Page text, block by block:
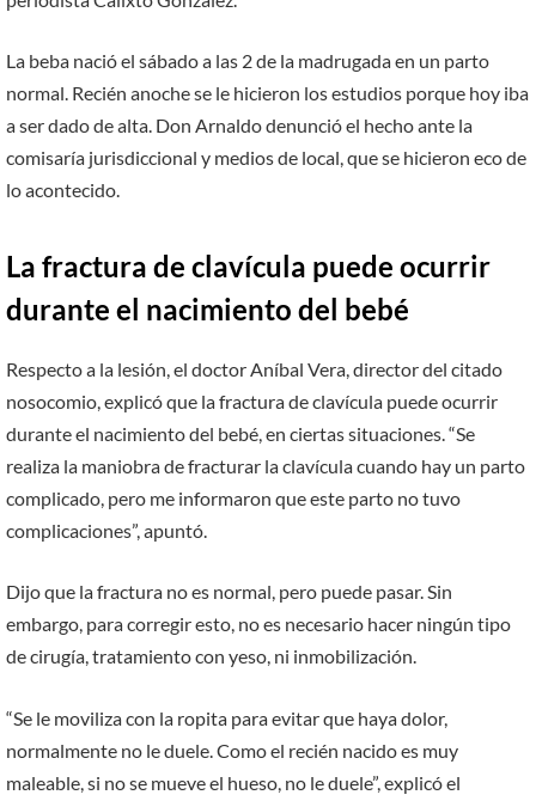
La beba nació el sábado a las 2 de la madrugada en un parto
normal. Recién anoche se le hicieron los estudios porque hoy iba
a ser dado de alta. Don Arnaldo denunció el hecho ante la
comisaría jurisdiccional y medios de local, que se hicieron eco de
lo acontecido.
La fractura de clavícula puede ocurrir
durante el nacimiento del bebé
Respecto a la lesión, el doctor Aníbal Vera, director del citado
nosocomio, explicó que la fractura de clavícula puede ocurrir
durante el nacimiento del bebé, en ciertas situaciones. “Se
realiza la maniobra de fracturar la clavícula cuando hay un parto
complicado, pero me informaron que este parto no tuvo
complicaciones”, apuntó.
Dijo que la fractura no es normal, pero puede pasar. Sin
embargo, para corregir esto, no es necesario hacer ningún tipo
de cirugía, tratamiento con yeso, ni inmobilización.
“Se le moviliza con la ropita para evitar que haya dolor,
normalmente no le duele. Como el recién nacido es muy
maleable, si no se mueve el hueso, no le duele”, explicó el